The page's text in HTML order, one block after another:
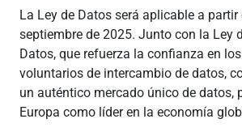
La Ley de Datos será aplicable a partir
septiembre de 2025. Junto con la Ley
Datos, que refuerza la confianza en
voluntarios de intercambio de datos,
un auténtico mercado único de datos,
Europa como líder en la economía